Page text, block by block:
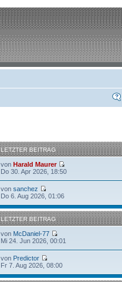
LETZTER BEITRAG
vonHarald Maurer
Do 30. Apr 2026, 18:50
vonsanchez
Do 6. Aug 2026, 01:06
LETZTER BEITRAG
von McDaniel-77
Mi 24. Jun 2026, 00:01
von Predictor
Fr 7. Aug 2026, 08:00